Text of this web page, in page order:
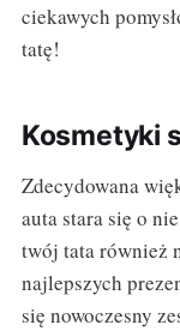
ciekawych
tatę!
Kosmetyki
Zdecydowana
auta stara się o
twój tata również
najlepszych
się nowoczesny